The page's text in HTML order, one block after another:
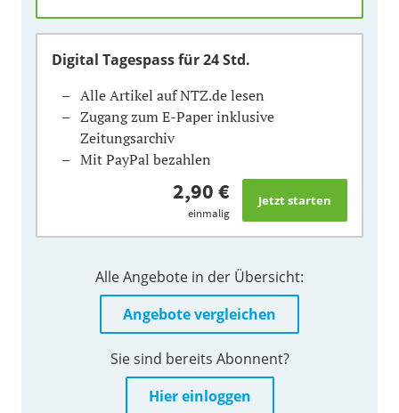
Digital Tagespassfür 24 Std.
Alle Artikel auf NTZ.de lesen
Zugang zum E-Paper inklusive
Zeitungsarchiv
Mit PayPal bezahlen
2,90 €
einmalig
Alle Angebote in der Übersicht:
Angebote vergleichen
Sie sind bereits Abonnent?
Hier einloggen